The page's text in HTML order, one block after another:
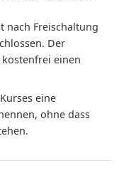
nach Freischaltung
Der
einen
eine
ohne dass